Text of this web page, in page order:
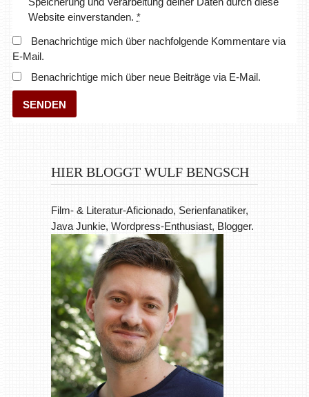
Website einverstanden. *
Benachrichtige mich über nachfolgende Kommentare via
E-Mail.
Benachrichtige mich über neue Beiträge via E-Mail.
HIER BLOGGT WULF BENGSCH
Film- & Literatur-Aficionado, Serienfanatiker,
Java Junkie, Wordpress-Enthusiast, Blogger.